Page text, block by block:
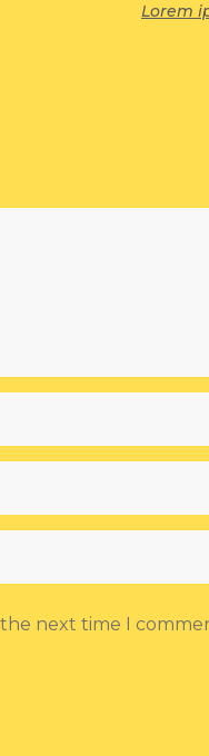
Lorem
next time I